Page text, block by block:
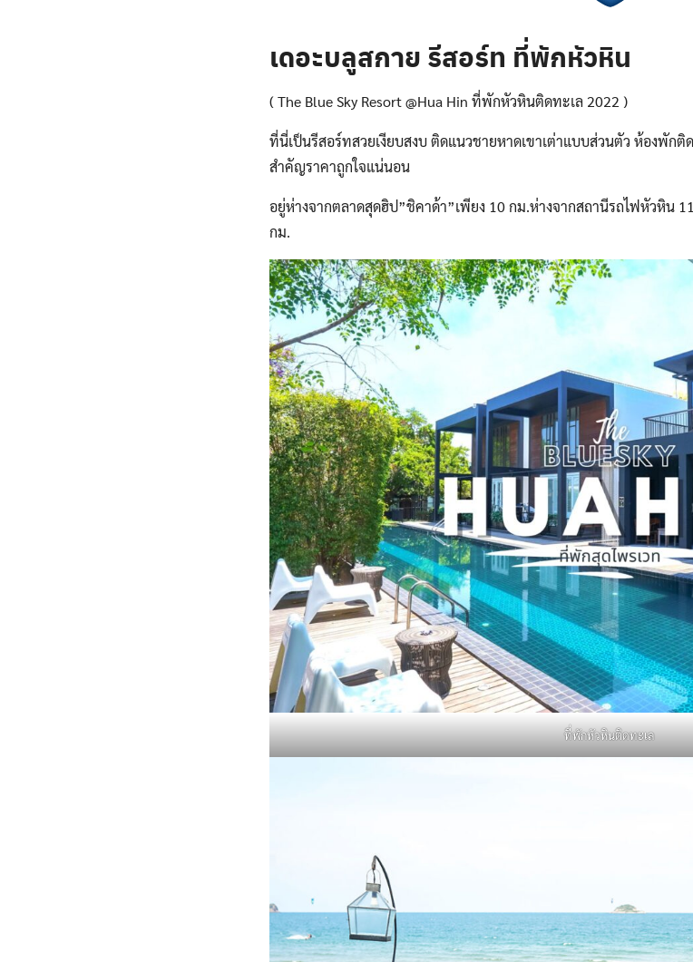
Search
for:
เดอะบลูสกาย รีสอร์ท ที่พักหัวหิน
( The Blue Sky Resort @Hua Hin ที่พักหัวหินติดทะเล 2022 )
ที่นี่เป็นรีสอร์ทสวยเงียบสงบ ติดแนวชายหาดเขาเต่าแบบส่วนตัว ห้องพักติ
สำคัญราคาถูกใจแน่นอน
อยู่ห่างจากตลาดสุดฮิป”ชิคาด้า”เพียง 10 กม.ห่างจากสถานีรถไฟหัวหิน
กม.
ที่พักหัวหินติดทะเล